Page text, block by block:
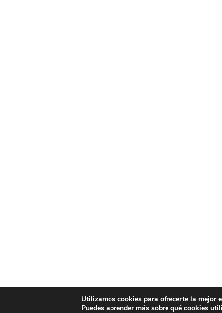
Utilizamos cookies para ofrecerte la mejor
Puedes aprender más sobre qué cookies